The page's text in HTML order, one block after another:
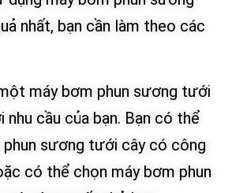
nhất, bạn cần làm theo các
máy bơm phun sương tưới
nhu cầu của bạn. Bạn có thể
phun sương tưới cây có công
có thể chọn máy bơm phun